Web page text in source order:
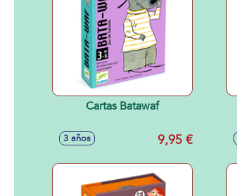
Cartas Batawaf
3 años 9,95 €